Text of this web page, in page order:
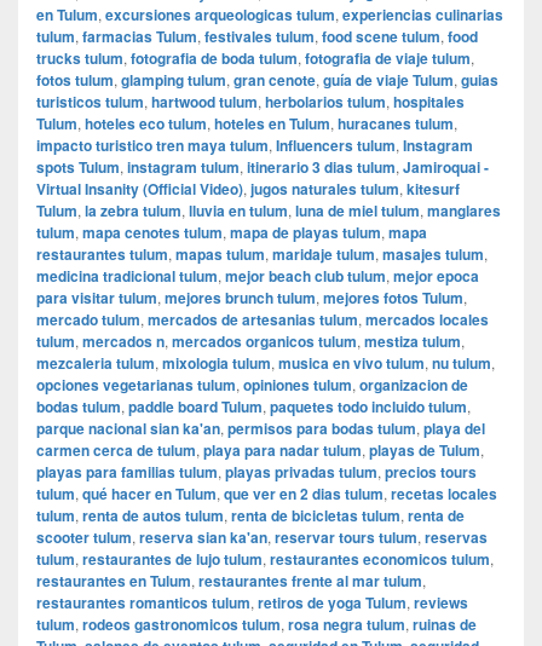
en Tulum, excursiones arqueologicas tulum, experiencias culinarias
tulum, farmacias Tulum, festivales tulum, food scene tulum, food
trucks tulum, fotografia de boda tulum, fotografia de viaje tulum,
fotos tulum, glamping tulum, gran cenote, guía de viaje Tulum, guias
turisticos tulum, hartwood tulum, herbolarios tulum, hospitales
Tulum, hoteles eco tulum, hoteles en Tulum, huracanes tulum,
impacto turistico tren maya tulum, Influencers tulum, Instagram
spots Tulum, instagram tulum, itinerario 3 dias tulum, Jamiroquai -
Virtual Insanity (Official Video), jugos naturales tulum, kitesurf
Tulum, la zebra tulum, lluvia en tulum, luna de miel tulum, manglares
tulum, mapa cenotes tulum, mapa de playas tulum, mapa
restaurantes tulum, mapas tulum, maridaje tulum, masajes tulum,
medicina tradicional tulum, mejor beach club tulum, mejor epoca
para visitar tulum, mejores brunch tulum, mejores fotos Tulum,
mercado tulum, mercados de artesanias tulum, mercados locales
tulum, mercados n, mercados organicos tulum, mestiza tulum,
mezcaleria tulum, mixologia tulum, musica en vivo tulum, nu tulum,
opciones vegetarianas tulum, opiniones tulum, organizacion de
bodas tulum, paddle board Tulum, paquetes todo incluido tulum,
parque nacional sian ka'an, permisos para bodas tulum, playa del
carmen cerca de tulum, playa para nadar tulum, playas de Tulum,
playas para familias tulum, playas privadas tulum, precios tours
tulum, qué hacer en Tulum, que ver en 2 dias tulum, recetas locales
tulum, renta de autos tulum, renta de bicicletas tulum, renta de
scooter tulum, reserva sian ka'an, reservar tours tulum, reservas
tulum, restaurantes de lujo tulum, restaurantes economicos tulum,
restaurantes en Tulum, restaurantes frente al mar tulum,
restaurantes romanticos tulum, retiros de yoga Tulum, reviews
tulum, rodeos gastronomicos tulum, rosa negra tulum, ruinas de